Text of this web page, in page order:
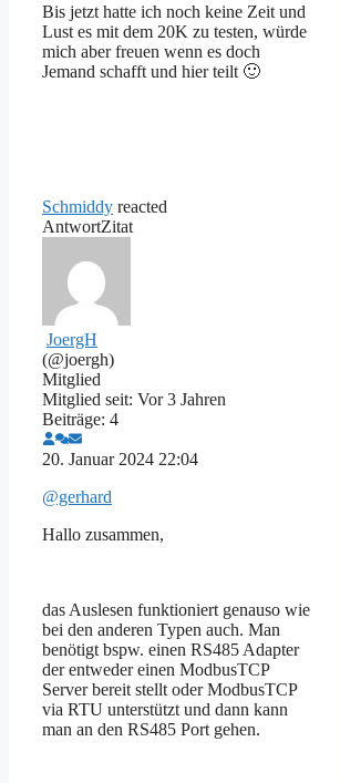
Bis jetzt hatte ich noch keine Zeit und
Lust es mit dem 20K zu testen, würde
mich aber freuen wenn es doch
Jemand schafft und hier teilt 🙂
Schmiddy reacted
AntwortZitat
JoergH
(@joergh)
Mitglied
Mitglied seit: Vor 3 Jahren
Beiträge: 4
20. Januar 2024 22:04
@gerhard
Hallo zusammen,
das Auslesen funktioniert genauso wie
bei den anderen Typen auch. Man
benötigt bspw. einen RS485 Adapter
der entweder einen ModbusTCP
Server bereit stellt oder ModbusTCP
via RTU unterstützt und dann kann
man an den RS485 Port gehen.